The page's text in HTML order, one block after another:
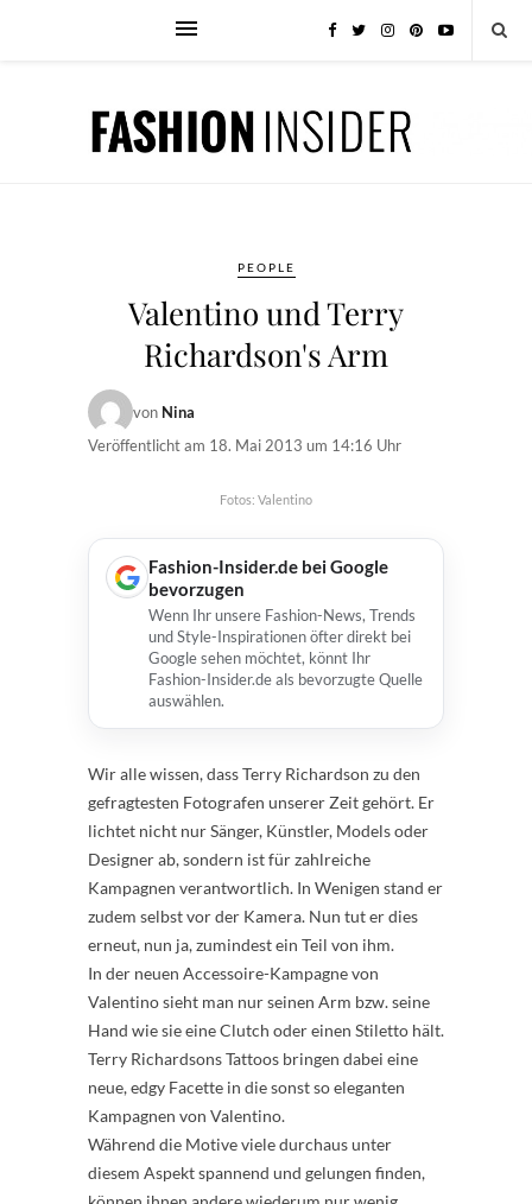
PEOPLE
Valentino und Terry
Richardson's Arm
von Nina
Veröffentlicht am 18. Mai 2013 um 14:16 Uhr
Fotos: Valentino
Fashion-Insider.de bei Google
bevorzugen
Wenn Ihr unsere Fashion-News, Trends
und Style-Inspirationen öfter direkt bei
Google sehen möchtet, könnt Ihr
Fashion-Insider.de als bevorzugte Quelle
auswählen.
Wir alle wissen, dass Terry Richardson zu den
gefragtesten Fotografen unserer Zeit gehört. Er
lichtet nicht nur Sänger, Künstler, Models oder
Designer ab, sondern ist für zahlreiche
Kampagnen verantwortlich. In Wenigen stand er
zudem selbst vor der Kamera. Nun tut er dies
erneut, nun ja, zumindest ein Teil von ihm.
In der neuen Accessoire-Kampagne von
Valentino sieht man nur seinen Arm bzw. seine
Hand wie sie eine Clutch oder einen Stiletto hält.
Terry Richardsons Tattoos bringen dabei eine
neue, edgy Facette in die sonst so eleganten
Kampagnen von Valentino.
Während die Motive viele durchaus unter
diesem Aspekt spannend und gelungen finden,